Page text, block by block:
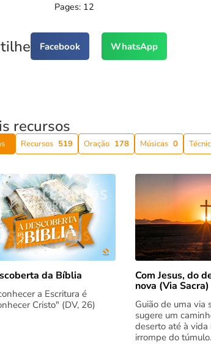
Pages: 12
Facebook WhatsApp
recursos
Recursos 519 Oração 178 Músicas 0
da Bíblia
a Escritura é
Cristo" (DV, 26)
Com Jesus, do
nova (Via Sacra)
Guião de uma via
sugere um
deserto até à vida
irrompe do